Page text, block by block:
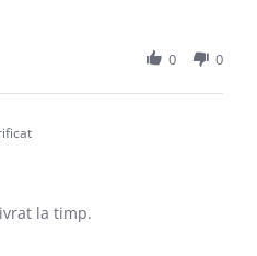
0 0
la timp.